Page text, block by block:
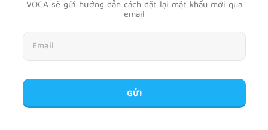
VOCA sẽ gửi hướng dẫn cách đặt lại mật khẩu mới qua
email
GỬI